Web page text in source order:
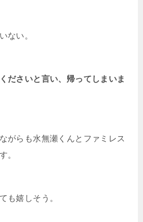
ない。
ださいと言い、帰ってしまいま
がらも水無瀬くんとファミレス
。
も嬉しそう。